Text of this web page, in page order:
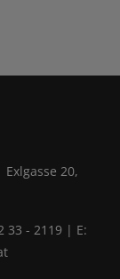
20,
33 - 2119 | E: